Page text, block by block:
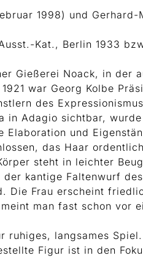
1998) und Gerhard-
Kat., Berlin 1933
Gießerei Noack, in der
war Georg Kolbe
des
in Adagio sichtbar, wurde
Elaboration und
das Haar ordentlich
steht in leichter
kantige Faltenwurf
Die Frau erscheint
man fast schon vor
ruhiges, langsames
Figur ist in den